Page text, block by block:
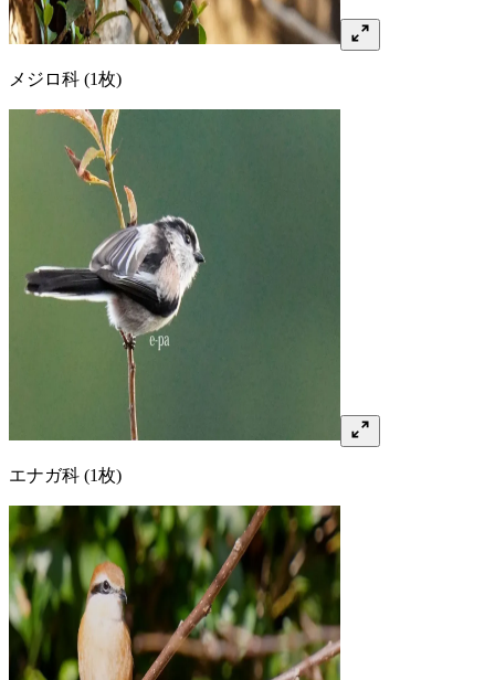
メジロ科 (1枚)
エナガ科 (1枚)